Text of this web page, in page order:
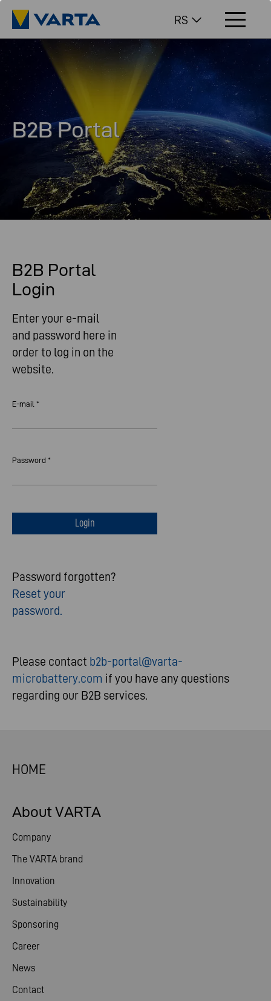
RS
B2B Portal
B2B Portal
Login
Enter your e-mail
and password here in
order to log in on the
website.
E-mail *
Password *
Password forgotten?
Reset your
password.
Please contact b2b-portal@varta-
microbattery.com if you have any questions
regarding our B2B services.
HOME
About VARTA
Company
The VARTA brand
Innovation
Sustainability
Sponsoring
Career
News
Contact